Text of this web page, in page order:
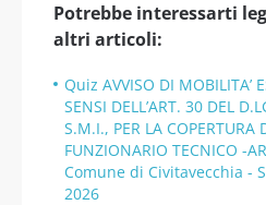
Potrebbe interessarti
altri articoli:
Quiz AVVISO DI MOBILITA’
SENSI DELL’ART. 30 DEL
S.M.I., PER LA COPERTURA
FUNZIONARIO TECNICO -
Comune di Civitavecchia -
2026